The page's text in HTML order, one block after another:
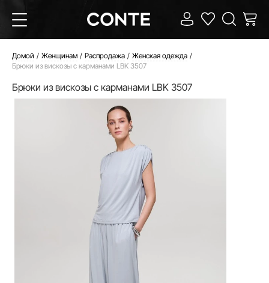
Домой Женщинам Распродажа
Женская одежда
Брюки из вискозы с карманами LBK 3507
Брюки из вискозы с карманами LBK 3507